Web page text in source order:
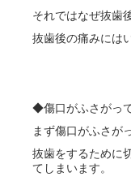
それではなぜ抜歯
抜歯後の痛みには
◆傷口がふさがっ
まず傷口がふさが
抜歯をするために
てしまいます。